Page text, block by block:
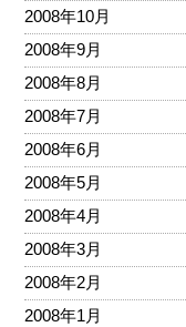
2008年10月
2008年9月
2008年8月
2008年7月
2008年6月
2008年5月
2008年4月
2008年3月
2008年2月
2008年1月